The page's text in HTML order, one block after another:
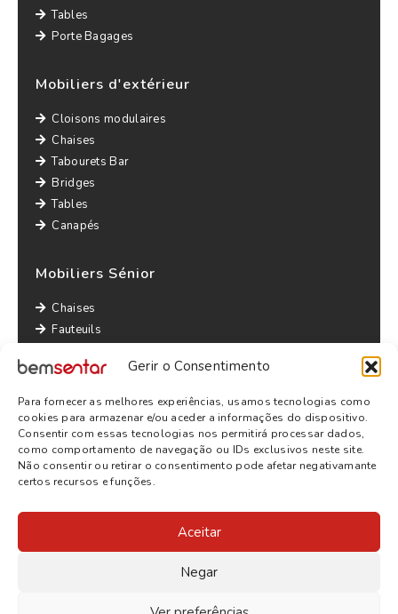
Gerir o Consentimento
Para fornecer as melhores experiências, usamos tecnologias como
cookies para armazenar e/ou aceder a informações do dispositivo.
Consentir com essas tecnologias nos permitirá processar dados,
como comportamento de navegação ou IDs exclusivos neste site.
Não consentir ou retirar o consentimento pode afetar negativamante
certos recursos e funções.
Aceitar
Negar
Tables
Porte Bagages
Mobiliers d'extérieur
Cloisons modulaires
Chaises
Tabourets Bar
Bridges
Tables
Canapés
Mobiliers Sénior
Chaises
Fauteuils
Tables
Autres informations
Politique de Confidentialité
Termes et conditions